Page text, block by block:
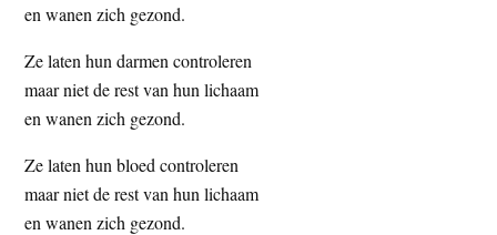
en wanen zich gezond.
Ze laten hun darmen controleren
maar niet de rest van hun lichaam
en wanen zich gezond.
Ze laten hun bloed controleren
maar niet de rest van hun lichaam
en wanen zich gezond.